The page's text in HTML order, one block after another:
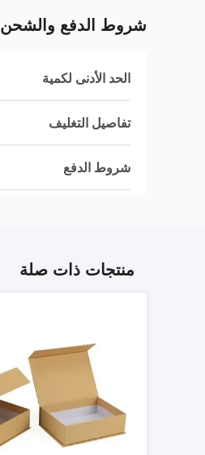
شروط الدفع والشحن
الحد الأدنى لكمية
تفاصيل التغليف
شروط الدفع
منتجات ذات صلة